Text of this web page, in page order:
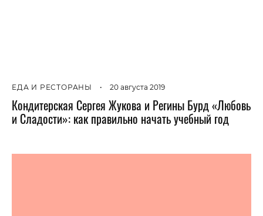
ЕДА И РЕСТОРАНЫ • 20 августа 2019
Кондитерская Сергея Жукова и Регины Бурд «Любовь
и Сладости»: как правильно начать учебный год